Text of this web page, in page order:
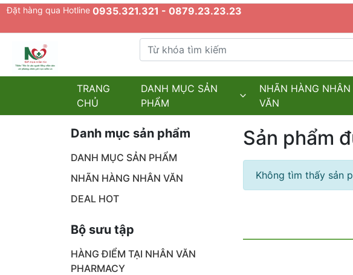
Đặt hàng qua Hotline 0935.321.321 - 0879.23.23.23
admin.configuration.shipping.providers.fields.logo
Từ khóa tìm kiếm
TRANG
CHỦ
DANH MỤC SẢN
PHẨM
NHÃN HÀNG NHÂN
VĂN
Sản phẩm
Không tìm thấy sản
Danh mục sản phẩm
DANH MỤC SẢN PHẨM
NHÃN HÀNG NHÂN VĂN
DEAL HOT
Bộ sưu tập
HÀNG ĐIỂM TẠI NHÂN VĂN
PHARMACY